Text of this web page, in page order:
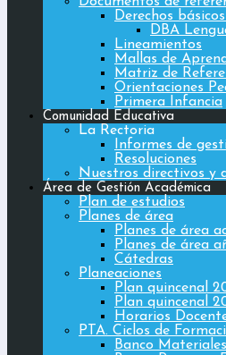
Derechos
DBA
Lineamientos
Mallas de
Matriz de
Orientaciones
Primera Infancia
Comunidad Educativa
La Rectoria
Informes de
Resoluciones
Nuestros directivos y
Área de Gestión Académica
Plan de estudios
Planes de área
Planes de área
Planes de área
Cátedras
Planeaciones
Plan quincenal
Plan quincenal
Horarios
PTA. Ciclos de
Banco